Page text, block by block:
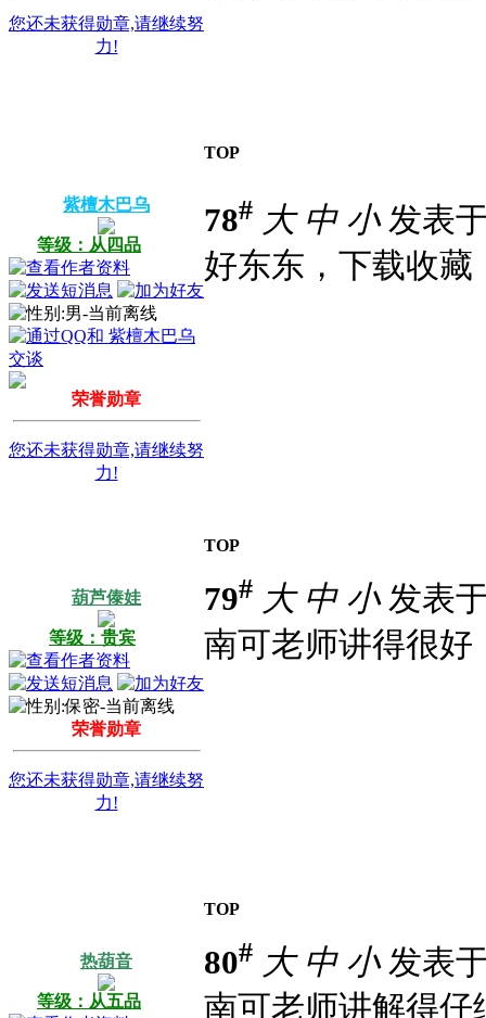
您还未获得勋章,请继续努
力!
TOP
紫檀木巴乌
等级：从四品
荣誉勋章
您还未获得勋章,请继续努
力!
78# 大 中 小发表
好东东，下载收藏
TOP
葫芦傣娃
等级：贵宾
荣誉勋章
您还未获得勋章,请继续努
力!
79# 大 中 小发表
南可老师讲得很好
TOP
热葫音
等级：从五品
80# 大 中 小发表
南可老师讲解得